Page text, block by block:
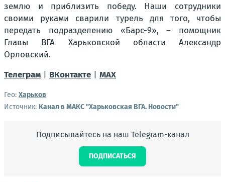
землю и приблизить победу. Наши сотрудники
своими руками сварили турель для того, чтобы
передать подразделению «Барс-9», – помощник
Главы ВГА Харьковской области Александр
Орловский.
Телеграм
ВКонтакте MAX
Гео: Харьков
Источник: Канал в МАКС "Харьковская ВГА. Новости"
Подписывайтесь на наш Telegram-канал
ПОДПИСАТЬСЯ